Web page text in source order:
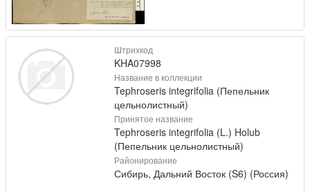
Штрихкод
KHA07998
Название в коллекции
Tephroseris integrifolia (Пепельник
цельнолистный)
Принятое название
Tephroseris integrifolia (L.) Holub
(Пепельник цельнолистный)
Районирование
Сибирь, Дальний Восток (S6) (Россия)